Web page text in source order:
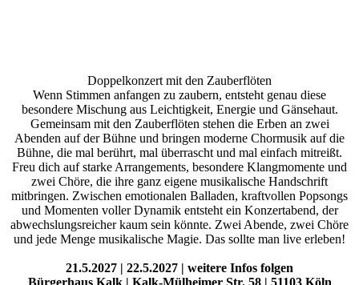
Doppelkonzert mit den Zauberflöten
Wenn Stimmen anfangen zu zaubern, entsteht genau diese
besondere Mischung aus Leichtigkeit, Energie und Gänsehaut.
Gemeinsam mit den Zauberflöten stehen die Erben an zwei
Abenden auf der Bühne und bringen moderne Chormusik auf die
Bühne, die mal berührt, mal überrascht und mal einfach mitreißt.
Freu dich auf starke Arrangements, besondere Klangmomente und
zwei Chöre, die ihre ganz eigene musikalische Handschrift
mitbringen. Zwischen emotionalen Balladen, kraftvollen Popsongs
und Momenten voller Dynamik entsteht ein Konzertabend, der
abwechslungsreicher kaum sein könnte. Zwei Abende, zwei Chöre
und jede Menge musikalische Magie. Das sollte man live erleben!
21.5.2027 | 22.5.2027 | weitere Infos folgen
Bürgerhaus Kalk | Kalk-Mülheimer Str. 58 | 51103 Köln